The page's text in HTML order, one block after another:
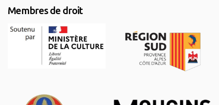
Membres de droit